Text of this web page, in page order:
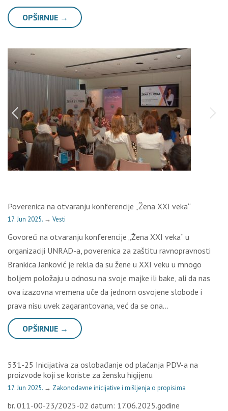
OPŠIRNIJE →
Poverenica na otvaranju konferencije „Žena XXI veka“
17. Jun 2025. → Vesti
Govoreći na otvaranju konferencije „Žena XXI veka“ u
organizaciji UNRAD-a, poverenica za zaštitu ravnopravnosti
Brankica Janković je rekla da su žene u XXI veku u mnogo
boljem položaju u odnosu na svoje majke ili bake, ali da nas
ova izazovna vremena uče da jednom osvojene slobode i
prava nisu uvek zagarantovana, već da se ona…
OPŠIRNIJE →
531-25 Inicijativa za oslobađanje od plaćanja PDV-a na
proizvode koji se koriste za žensku higijenu
17. Jun 2025. → Zakonodavne inicijative i mišljenja o propisima
br. 011-00-23/2025-02 datum: 17.06.2025.godine